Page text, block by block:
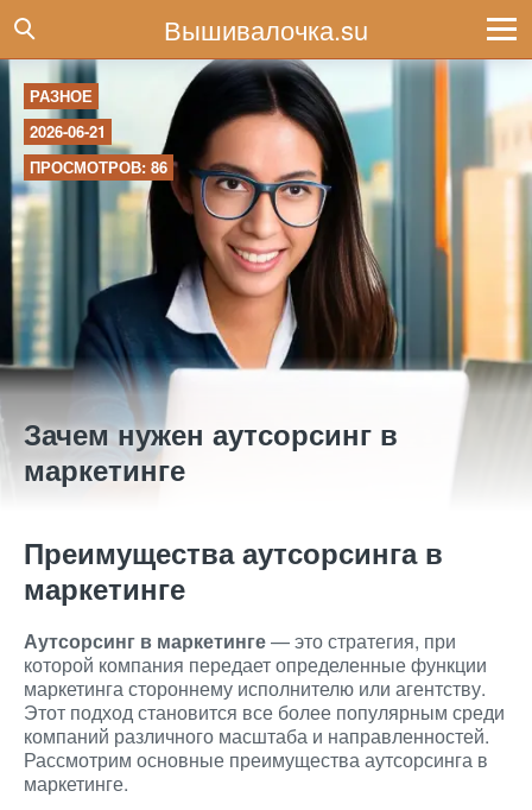
Вышивалочка.su
РАЗНОЕ
2026-06-21
ПРОСМОТРОВ: 86
Зачем нужен аутсорсинг в
маркетинге
Преимущества аутсорсинга в
маркетинге
Аутсорсинг в маркетинге— это стратегия, при
которой компания передает определенные функции
маркетинга стороннему исполнителю или агентству.
Этот подход становится все более популярным среди
компаний различного масштаба и направленностей.
Рассмотрим основные преимущества аутсорсинга в
маркетинге.